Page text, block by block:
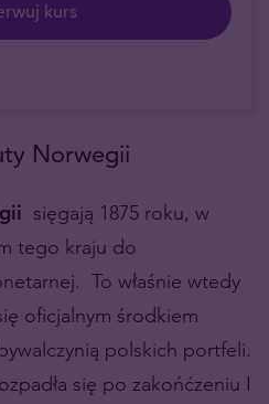
kurs
Norwegii
sięgają 1875 roku, w
tego kraju do
To właśnie wtedy
oficjalnym środkiem
polskich portfeli.
się po zakońćzeniu I